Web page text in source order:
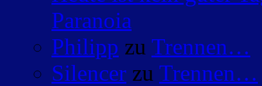
Paranoia
Philipp zu Trennen…
Silencer zu Trennen…